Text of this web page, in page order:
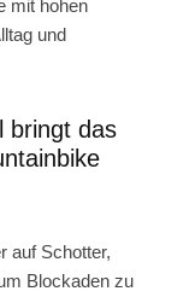
mit hohen
und
bringt das
auf Schotter,
Blockaden zu